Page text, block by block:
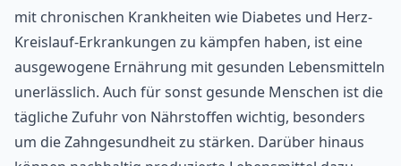
mit chronischen Krankheiten wie Diabetes und Herz-
Kreislauf-Erkrankungen zu kämpfen haben, ist eine
ausgewogene Ernährung mit gesunden Lebensmitteln
unerlässlich. Auch für sonst gesunde Menschen ist die
tägliche Zufuhr von Nährstoffen wichtig, besonders
um dieZahngesundheitzu stärken. Darüber hinaus